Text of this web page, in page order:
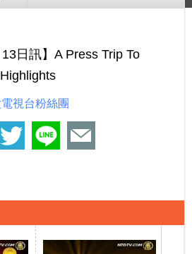
13日訊】A Press Trip To
視台粉絲團